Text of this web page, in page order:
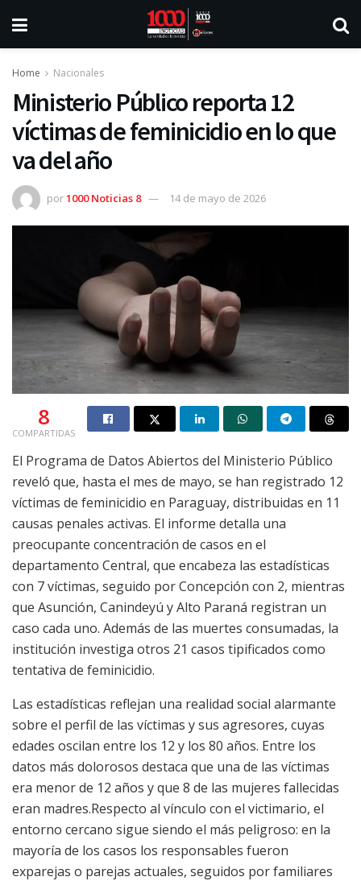
Home Nacionales
Ministerio Público reporta 12
víctimas de feminicidio en lo que
va del año
por1000 Noticias 8 14 de mayo de 2026
8
COMPARTIDAS
El Programa de Datos Abiertos del Ministerio Público
reveló que, hasta el mes de mayo, se han registrado 12
víctimas de feminicidio en Paraguay, distribuidas en 11
causas penales activas. El informe detalla una
preocupante concentración de casos en el
departamento Central, que encabeza las estadísticas
con 7 víctimas, seguido por Concepción con 2, mientras
que Asunción, Canindeyú y Alto Paraná registran un
caso cada uno. Además de las muertes consumadas, la
institución investiga otros 21 casos tipificados como
tentativa de feminicidio.
Las estadísticas reflejan una realidad social alarmante
sobre el perfil de las víctimas y sus agresores, cuyas
edades oscilan entre los 12 y los 80 años. Entre los
datos más dolorosos destaca que una de las víctimas
era menor de 12 años y que 8 de las mujeres fallecidas
eran madres.Respecto al vínculo con el victimario, el
entorno cercano sigue siendo el más peligroso: en la
mayoría de los casos los responsables fueron
exparejas o parejas actuales, seguidos por familiares